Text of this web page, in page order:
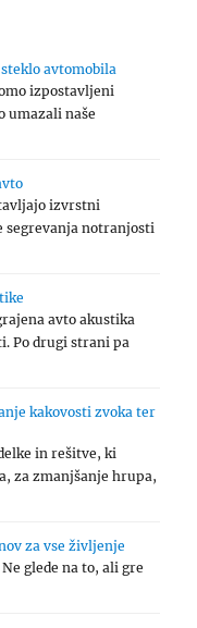
avtomobila
izpostavljeni
umazali naše
izvrstni
segrevanja notranjosti
avto akustika
Po drugi strani pa
kakovosti zvoka ter
in rešitve, ki
za zmanjšanje hrupa,
za vse življenje
glede na to, ali gre